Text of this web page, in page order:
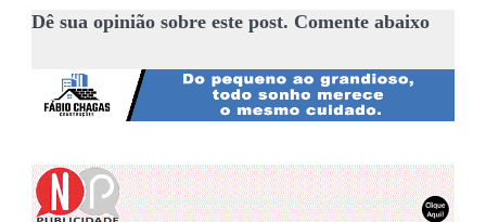
Dê sua opinião sobre este post. Comente abaixo